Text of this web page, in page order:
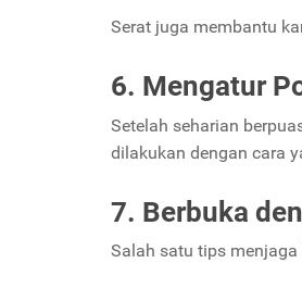
Serat juga membantu
6. Mengatur
Setelah seharian
dilakukan dengan cara
7. Berbuka
Salah satu tips